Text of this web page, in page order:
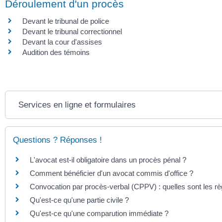
Déroulement d'un procès
Devant le tribunal de police
Devant le tribunal correctionnel
Devant la cour d'assises
Audition des témoins
Services en ligne et formulaires
Questions ? Réponses !
L'avocat est-il obligatoire dans un procès pénal ?
Comment bénéficier d'un avocat commis d'office ?
Convocation par procès-verbal (CPPV) : quelles sont les
Qu'est-ce qu'une partie civile ?
Qu'est-ce qu'une comparution immédiate ?